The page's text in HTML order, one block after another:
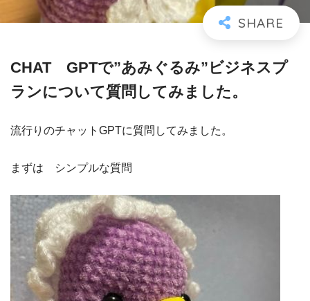
CHAT GPTで”あみぐるみ”ビジネスプ
ランについて質問してみました。
流行りのチャットGPTに質問してみました。
まずは シンプルな質問